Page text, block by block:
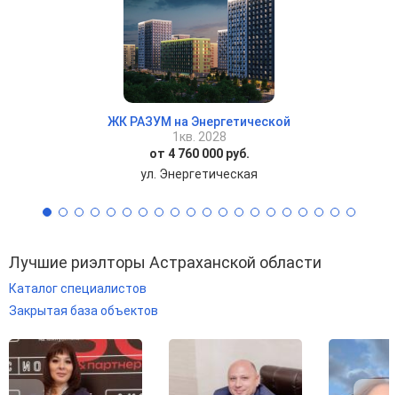
ЖК РАЗУМ на Энергетической
1кв. 2028
от 4 760 000 руб.
ул. Энергетическая
Лучшие риэлторы Астраханской области
Каталог специалистов
Закрытая база объектов